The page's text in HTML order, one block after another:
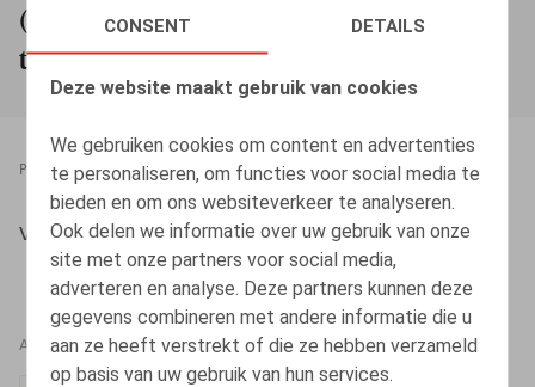
CONSENT DETAILS
Deze website maakt gebruik van cookies
We gebruiken cookies om content en advertenties
te personaliseren, om functies voor social media te
bieden en om ons websiteverkeer te analyseren.
Ook delen we informatie over uw gebruik van onze
site met onze partners voor social media,
adverteren en analyse. Deze partners kunnen deze
gegevens combineren met andere informatie die u
aan ze heeft verstrekt of die ze hebben verzameld
op basis van uw gebruik van hun services.
(EG) 883/2004: mogelijke wijziging
toepasselijke sociale zekerheid
PRESSROOM 26.06.2020
Vets, E., HR.square, nr. 198, mei - juni 2020, p. 61
AUTEURS